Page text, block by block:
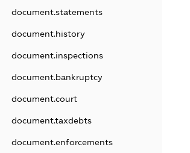
document.statements
document.history
document.inspections
document.bankruptcy
document.court
document.taxdebts
document.enforcements